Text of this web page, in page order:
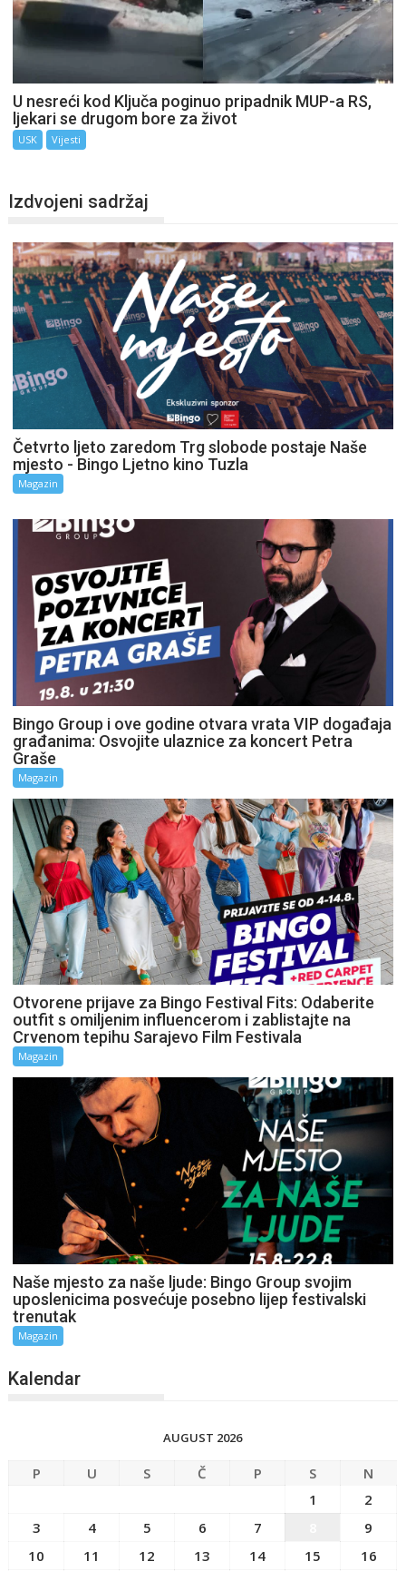
U nesreći kod Ključa poginuo pripadnik MUP-a RS,
ljekari se drugom bore za život
USK Vijesti
Izdvojeni sadržaj
Četvrto ljeto zaredom Trg slobode postaje Naše
mjesto - Bingo Ljetno kino Tuzla
Magazin
Bingo Group i ove godine otvara vrata VIP događaja
građanima: Osvojite ulaznice za koncert Petra
Graše
Magazin
Otvorene prijave za Bingo Festival Fits: Odaberite
outfit s omiljenim influencerom i zablistajte na
Crvenom tepihu Sarajevo Film Festivala
Magazin
Naše mjesto za naše ljude: Bingo Group svojim
uposlenicima posvećuje posebno lijep festivalski
trenutak
Magazin
Kalendar
AUGUST 2026
P U S Č P S
N
1
2
3
4 5 6 7
9
10
11 12 13 14 15
16